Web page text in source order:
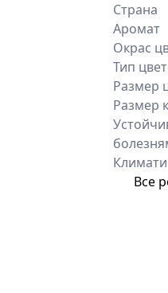
Страна
Аромат
Окрас
Тип
Размер
Размер
Все